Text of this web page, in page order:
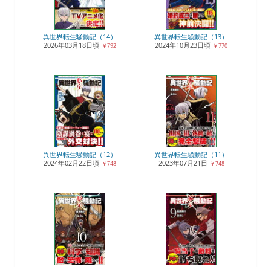
異世界転生騒動記（14）
2026年03月18日頃 ￥792
異世界転生騒動記（13）
2024年10月23日頃 ￥770
異世界転生騒動記（12）
2024年02月22日頃 ￥748
異世界転生騒動記（11）
2023年07月21日
￥748